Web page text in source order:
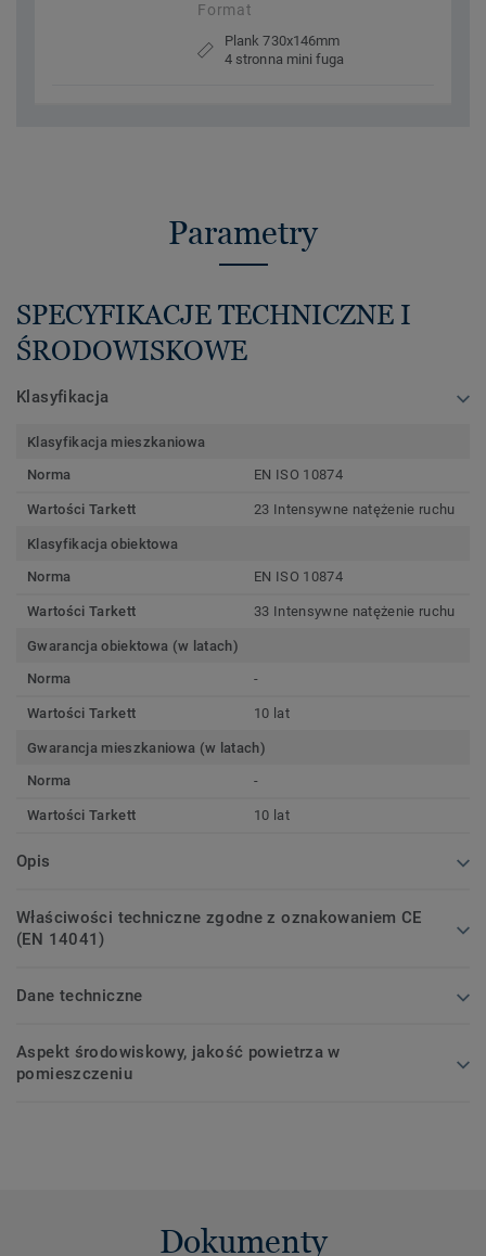
Format
Plank 730x146mm
4 stronna mini fuga
Parametry
SPECYFIKACJE TECHNICZNE I
ŚRODOWISKOWE
Klasyfikacja
Klasyfikacja mieszkaniowa
Norma
EN ISO 10874
Wartości Tarkett 23 Intensywne natężenie ruchu
Klasyfikacja obiektowa
Norma
EN ISO 10874
Wartości Tarkett 33 Intensywne natężenie ruchu
Gwarancja obiektowa (w latach)
Norma
-
Wartości Tarkett 10 lat
Gwarancja mieszkaniowa (w latach)
Norma
-
Wartości Tarkett 10 lat
Opis
Właściwości techniczne zgodne z oznakowaniem CE
(EN 14041)
Dane techniczne
Aspekt środowiskowy, jakość powietrza w
pomieszczeniu
Dokumenty